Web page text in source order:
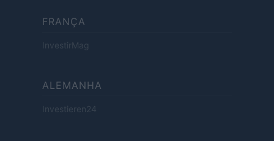
FRANÇA
InvestirMag
ALEMANHA
Investieren24